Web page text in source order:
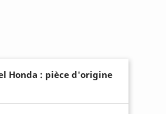
Honda : pièce d'origine